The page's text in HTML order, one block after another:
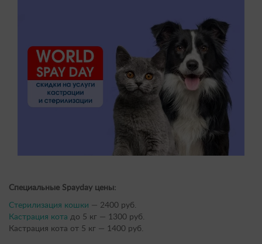
Специальные Spayday цены:
Стерилизация кошки — 2400 руб.
Кастрация кота до 5 кг — 1300 руб.
Кастрация кота от 5 кг — 1400 руб.